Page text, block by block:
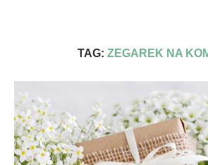
TAG: ZEGAREK NA